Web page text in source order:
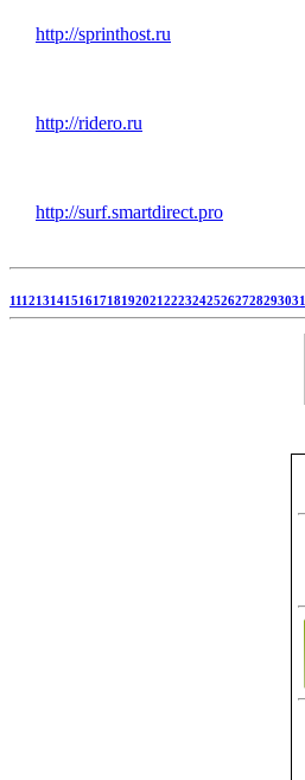
http://sprinthost.ru
http://ridero.ru
http://surf.smartdirect.pro
111213141516171819202122232425262728293031